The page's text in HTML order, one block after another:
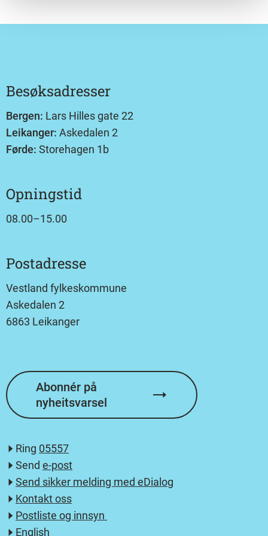
Besøksadresser
Bergen: Lars Hilles gate 22
Leikanger: Askedalen 2
Førde: Storehagen 1b
Opningstid
08.00–15.00
Postadresse
Vestland fylkeskommune
Askedalen 2
6863 Leikanger
Abonnér på
nyheitsvarsel
Ring 05557
Send e-post
Send sikker melding med eDialog
Kontakt oss
Postliste og innsyn
English